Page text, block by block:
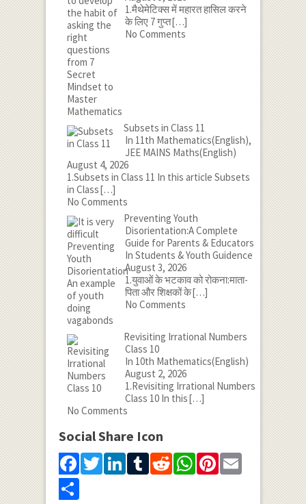
1.मैथेमेटिक्स में महारत हासिल करने
के लिए 7 गुप्त[…]
No Comments
Subsets in Class 11
In 11th Mathematics(English),
JEE MAINS Maths(English)
August 4, 2026
1.Subsets in Class 11 In this article Subsets
in Class[…]
No Comments
Preventing Youth
Disorientation:A Complete
Guide for Parents & Educators
In Students & Youth Guidence
August 3, 2026
1.युवाओं के भटकाव को रोकना:माता-
पिता और शिक्षकों के[…]
No Comments
Revisiting Irrational Numbers
Class 10
In 10th Mathematics(English)
August 2, 2026
1.Revisiting Irrational Numbers
Class 10 In this[…]
No Comments
Social Share Icon
Facebook
Twitter
LinkedIn
Tumblr
Reddit
WhatsApp
Pinterest
Email
Share